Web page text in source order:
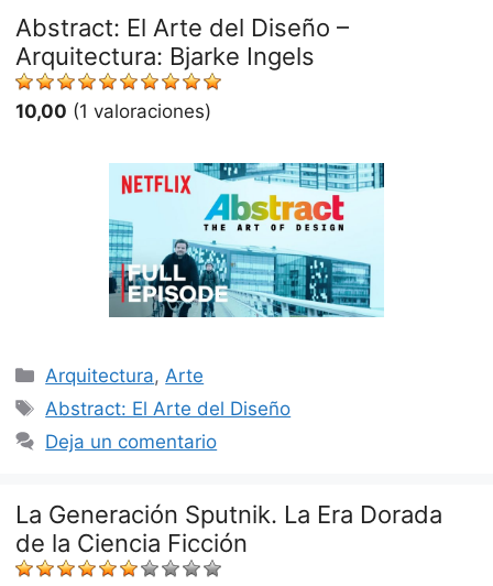
Abstract: El Arte del Diseño –
Arquitectura: Bjarke Ingels
10,00 (1 valoraciones)
Categorías
Arquitectura,Arte
Etiquetas
Abstract: El Arte del Diseño
Deja un comentario
La Generación Sputnik. La Era Dorada
de la Ciencia Ficción